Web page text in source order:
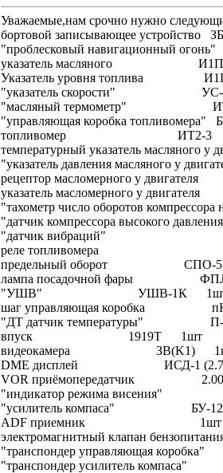
Уважаемые,нам срочно нужно
бортовой записывающее
"проблесковый навигационный
указатель масляного
Указатель уровня
"указатель скорости"
"масляный термометр"
"управляющая коробка
топливомер ИТ2-3
температурный указатель
"указатель давления
рецептор масломерного
указатель масломерного
"тахометр число оборотов
"датчик компрессора
"датчик
реле
предельный оборот СПО-
лампа посадочной фары
"УШВ" УШВ-1К
шаг управляющая коробка
"ДТ датчик температуры"
впуск 1919T 1шт
видеокамера ЗВ(K1)
DME дисплей ИСД-1
VOR приёмопередатчик
"индикатор режима
"усилитель компаса" БУ-
ADF приемник 1шт
электромагнитный клапан
"транспондер управляющая
"транспондер усилитель